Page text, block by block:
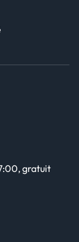
gratuit